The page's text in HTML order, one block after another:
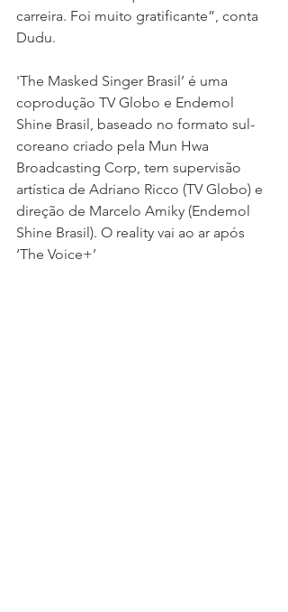
carreira. Foi muito gratificante”, conta
Dudu.
'The Masked Singer Brasil’ é uma
coprodução TV Globo e Endemol
Shine Brasil, baseado no formato sul-
coreano criado pela Mun Hwa
Broadcasting Corp, tem supervisão
artística de Adriano Ricco (TV Globo) e
direção de Marcelo Amiky (Endemol
Shine Brasil). O reality vai ao ar após
‘The Voice+’